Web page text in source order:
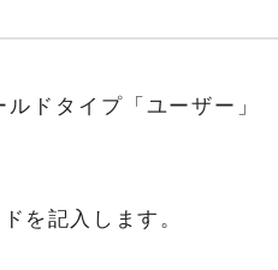
ドタイプ「ユーザー」
を記入します。